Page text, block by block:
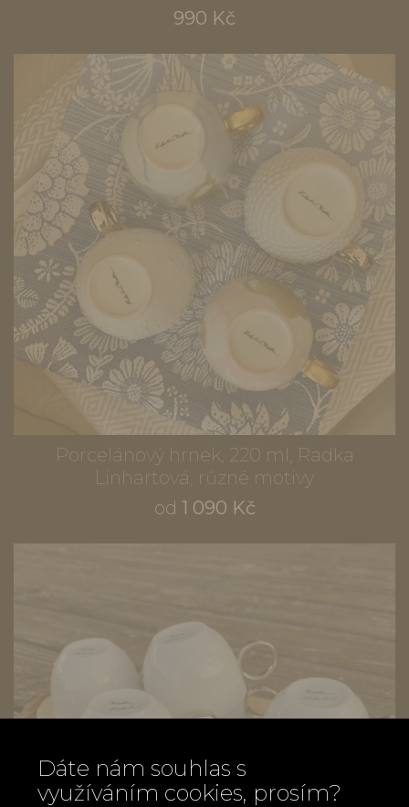
990 Kč
Porcelánový hrnek, 220 ml, Radka
Linhartová, různé motivy
od 1 090 Kč
Dáte nám souhlas s
využíváním cookies, prosím?